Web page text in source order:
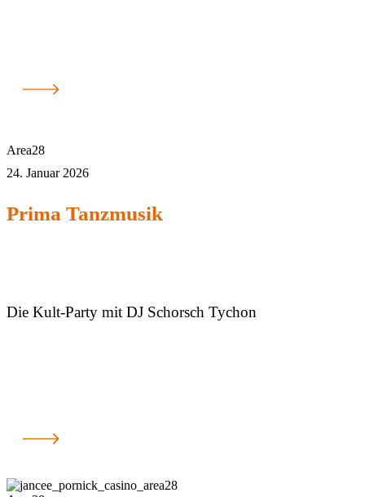
Area28
24. Januar 2026
Prima Tanzmusik
Die Kult-Party mit DJ Schorsch Tychon